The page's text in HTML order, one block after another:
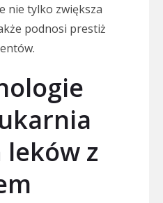
nie tylko zwiększa
podnosi prestiż
z